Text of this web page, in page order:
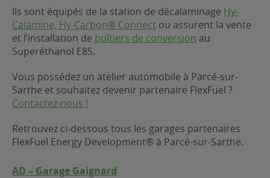
gratuit
?
de mon
Ils sont équipés de la station de décalaminage Hy-
Calamine, Hy-Carbon® Connect ou assurent la vente
et l’installation de boîtiers de conversion au
Superéthanol E85.
Vous possédez un atelier automobile à Parcé-sur-
Sarthe et souhaitez devenir partenaire FlexFuel ?
Contactez-nous !
Retrouvez ci-dessous tous les garages partenaires
FlexFuel Energy Development® à Parcé-sur-Sarthe.
AD – Garage Gaignard